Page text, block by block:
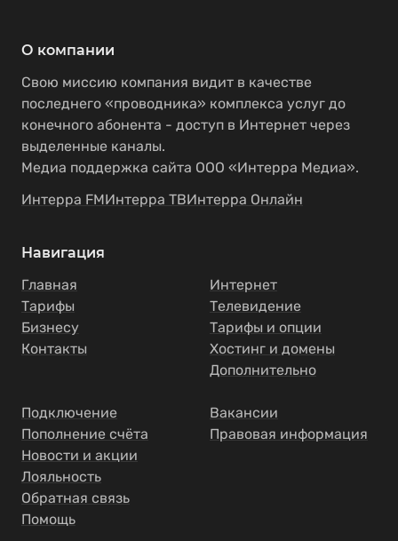
О компании
Свою миссию компания видит в качестве
последнего «проводника» комплекса услуг до
конечного абонента - доступ в Интернет через
выделенные каналы.
Медиа поддержка сайта ООО «Интерра Медиа».
Интерра FMИнтерра ТВИнтерра Онлайн
Навигация
Главная
Тарифы
Бизнесу
Контакты
Интернет
Телевидение
Тарифы и опции
Хостинг и домены
Дополнительно
Подключение
Пополнение счёта
Новости и акции
Лояльность
Обратная связь
Помощь
Вакансии
Правовая информация